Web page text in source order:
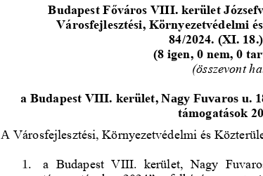
Budapest Főváros VIII. kerület
Városfejlesztési, Környezetvédelmi
84/2024. (XI.
(8 igen, 0 nem, 0
(összevont
a Budapest VIII. kerület, Nagy Fuvaros u.
támogatások
A Városfejlesztési, Környezetvédelmi és
1. a  Budapest  VIII.  kerület, Nagy